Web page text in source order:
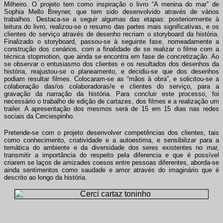
Milheiro. O projeto tem como inspiração o livro “A menina do mar” de
Sophia Mello Breyner, que tem sido desenvolvido através de vários
trabalhos. Destaca-se a seguir algumas das etapas: posteriormente à
leitura do livro, realizou-se o resumo das partes mais significativas, e os
clientes do serviço através de desenho recriam o storyboard da história.
Finalizado o storyboard, passou-se à seguinte fase, nomeadamente a
construção dos cenários, com a finalidade de se realizar o filme com a
técnica stopmotion, que ainda se encontra em fase de concretização. Ao
se observar o entusiasmo dos clientes e os resultados dos desenhos da
história, reajustou-se o planeamento, e decidiu-se que dos desenhos
podiam resultar filmes. Colocaram-se as “mãos à obra”, e solicitou-se a
colaboração das/os colaboradoras/e e clientes do serviço, para a
gravação da narração da história. Para concluir este processo, foi
necessário o trabalho de edição de cartazes, dos filmes e a realização um
trailer. A apresentação dos mesmos será de 15 em 15 dias nas redes
sociais da Cerciespinho.
Pretende-se com o projeto desenvolver competências dos clientes, tais
como conhecimento, criatividade e a autoestima, e sensibilizar para a
temática do ambiente e da diversidade dos seres existentes no mar,
transmitir a importância do respeito pela diferencia e que é possível
criarem se laços de amizades coesos entre pessoas diferentes, aborda-se
ainda sentimentos como saudade e amor através do imaginário que é
descrito ao longo da história.